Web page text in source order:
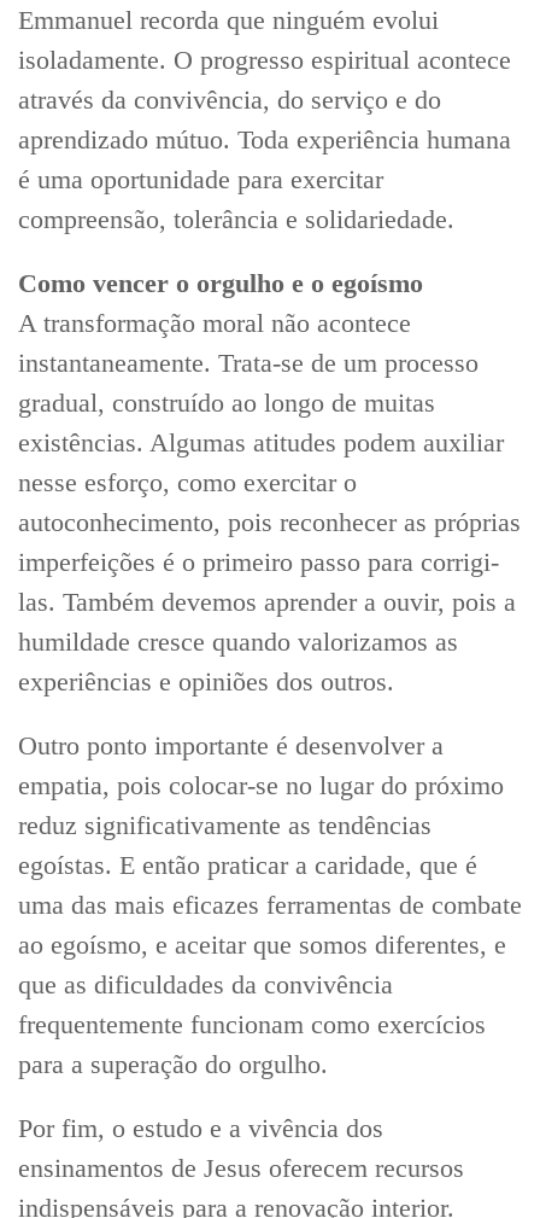
Emmanuel recorda que ninguém evolui
isoladamente. O progresso espiritual acontece
através da convivência, do serviço e do
aprendizado mútuo. Toda experiência humana
é uma oportunidade para exercitar
compreensão, tolerância e solidariedade.
Como vencer o orgulho e o egoísmo
A transformação moral não acontece
instantaneamente. Trata-se de um processo
gradual, construído ao longo de muitas
existências. Algumas atitudes podem auxiliar
nesse esforço, como exercitar o
autoconhecimento, pois reconhecer as próprias
imperfeições é o primeiro passo para corrigi-
las. Também devemos aprender a ouvir, pois a
humildade cresce quando valorizamos as
experiências e opiniões dos outros.
Outro ponto importante é desenvolver a
empatia, pois colocar-se no lugar do próximo
reduz significativamente as tendências
egoístas. E então praticar a caridade, que é
uma das mais eficazes ferramentas de combate
ao egoísmo, e aceitar que somos diferentes, e
que as dificuldades da convivência
frequentemente funcionam como exercícios
para a superação do orgulho.
Por fim, o estudo e a vivência dos
ensinamentos de Jesus oferecem recursos
indispensáveis para a renovação interior.